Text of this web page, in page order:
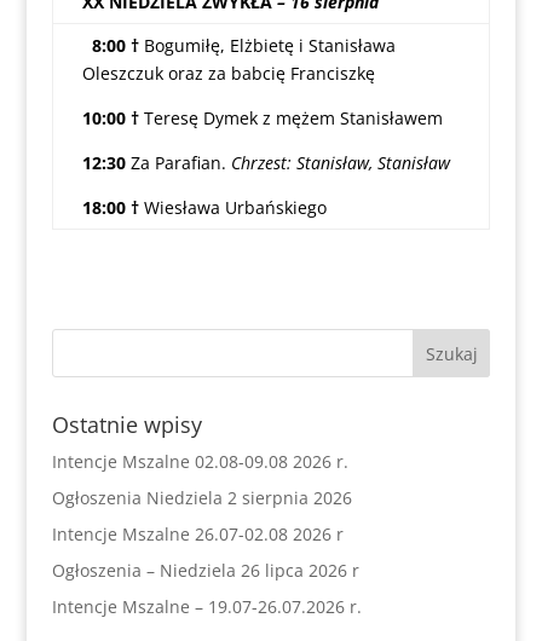
8:00 † Bogumiłę, Elżbietę i Stanisława
Oleszczuk oraz za babcię Franciszkę
10:00 † Teresę Dymek z mężem Stanisławem
12:30Za Parafian. Chrzest: Stanisław, Stanisław
18:00 † Wiesława Urbańskiego
Ostatnie wpisy
Intencje Mszalne 02.08-09.08 2026 r.
Ogłoszenia Niedziela 2 sierpnia 2026
Intencje Mszalne 26.07-02.08 2026 r
Ogłoszenia – Niedziela 26 lipca 2026 r
Intencje Mszalne – 19.07-26.07.2026 r.